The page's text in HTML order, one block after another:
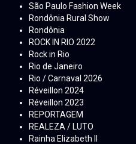
São Paulo Fashion Week
Rondônia Rural Show
Rondônia
ROCK IN RIO 2022
Rock in Rio
Rio de Janeiro
Rio / Carnaval 2026
Réveillon 2024
Réveillon 2023
REPORTAGEM
REALEZA / LUTO
Rainha Elizabeth ll